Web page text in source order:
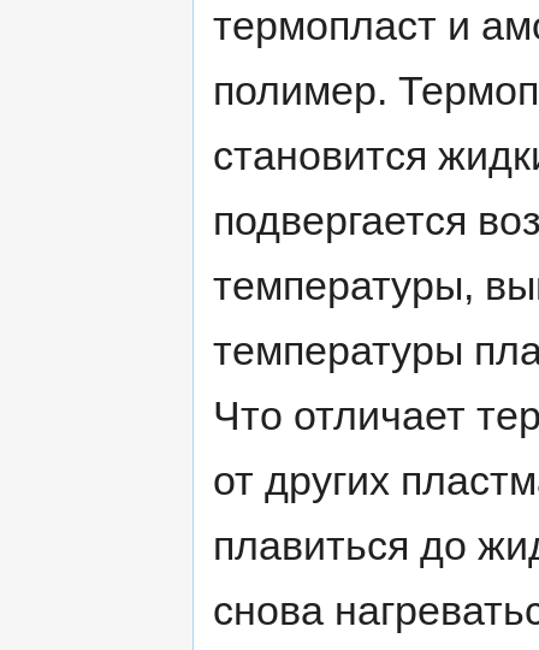
термопласт и
полимер.
становится
подвергается
температуры,
температуры
Что отличает
от других
плавиться до
снова